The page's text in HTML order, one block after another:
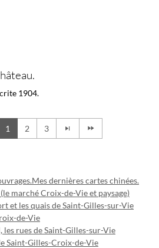
1904.
1 2 3
Mes dernières cartes chinées.
marché Croix-de-Vie et paysage)
et les quais de Saint-Gilles-sur-Vie
de-Vie
les rues de Saint-Gilles-sur-Vie
Saint-Gilles-Croix-de-Vie